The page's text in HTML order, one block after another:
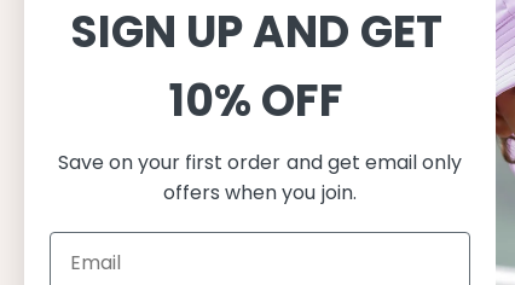
CUSTOMER SERVICE
Shopping
반품교환
FAQ
사이즈 가이드
About
About
지속가능
수영복 관
자외선
제품 특성
SIGN UP AND GET
10% OFF
Save on your first order and get email only
offers when you join.